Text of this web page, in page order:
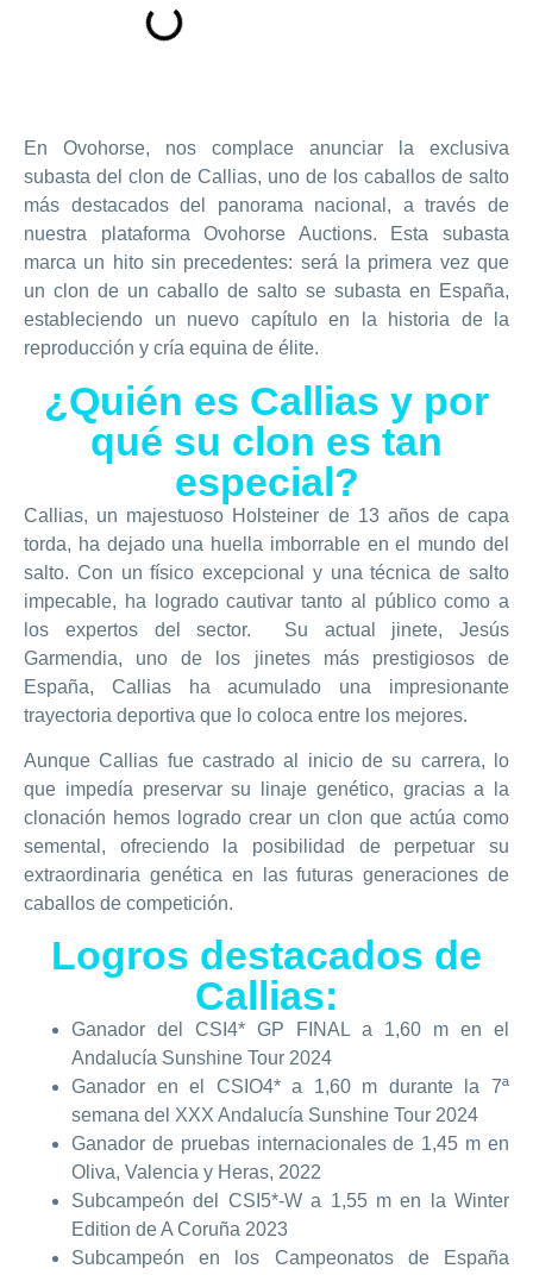
En Ovohorse, nos complace anunciar la exclusiva
subasta del clon de Callias, uno de los caballos de salto
más destacados del panorama nacional, a través de
nuestra plataforma Ovohorse Auctions. Esta subasta
marca un hito sin precedentes: será la primera vez que
un clon de un caballo de salto se subasta en España,
estableciendo un nuevo capítulo en la historia de la
reproducción y cría equina de élite.
¿Quién es Callias y por
qué su clon es tan
especial?
Callias, un majestuoso Holsteiner de 13 años de capa
torda, ha dejado una huella imborrable en el mundo del
salto. Con un físico excepcional y una técnica de salto
impecable, ha logrado cautivar tanto al público como a
los expertos del sector. Su actual jinete, Jesús
Garmendia, uno de los jinetes más prestigiosos de
España, Callias ha acumulado una impresionante
trayectoria deportiva que lo coloca entre los mejores.
Aunque Callias fue castrado al inicio de su carrera, lo
que impedía preservar su linaje genético, gracias a la
clonación hemos logrado crear un clon que actúa como
semental, ofreciendo la posibilidad de perpetuar su
extraordinaria genética en las futuras generaciones de
caballos de competición.
Logros destacados de
Callias:
Ganador del CSI4* GP FINAL a 1,60 m en el
Andalucía Sunshine Tour 2024
Ganador en el CSIO4* a 1,60 m durante la 7ª
semana del XXX Andalucía Sunshine Tour 2024
Ganador de pruebas internacionales de 1,45 m en
Oliva, Valencia y Heras, 2022
Subcampeón del CSI5*-W a 1,55 m en la Winter
Edition de A Coruña 2023
Subcampeón en los Campeonatos de España